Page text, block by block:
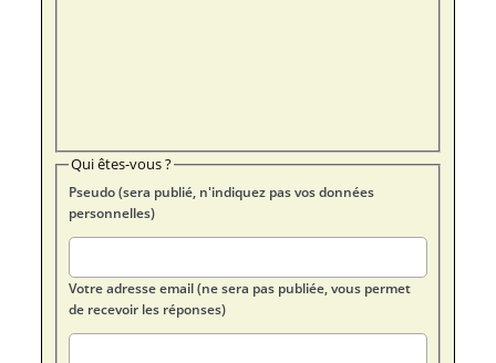
Qui êtes-vous ?
Pseudo (sera publié, n'indiquez pas vos données
personnelles)
Votre adresse email (ne sera pas publiée, vous permet
de recevoir les réponses)